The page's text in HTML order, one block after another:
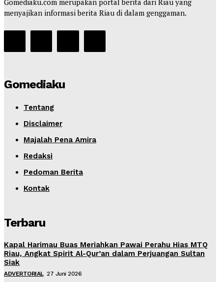
menyajikan informasi berita Riau di dalam genggaman.
Gomediaku
Tentang
Disclaimer
Majalah Pena Amira
Redaksi
Pedoman Berita
Kontak
Terbaru
Kapal Harimau Buas Meriahkan Pawai Perahu Hias MTQ
Riau, Angkat Spirit Al-Qur’an dalam Perjuangan Sultan
Siak
ADVERTORIAL 27 Juni 2026